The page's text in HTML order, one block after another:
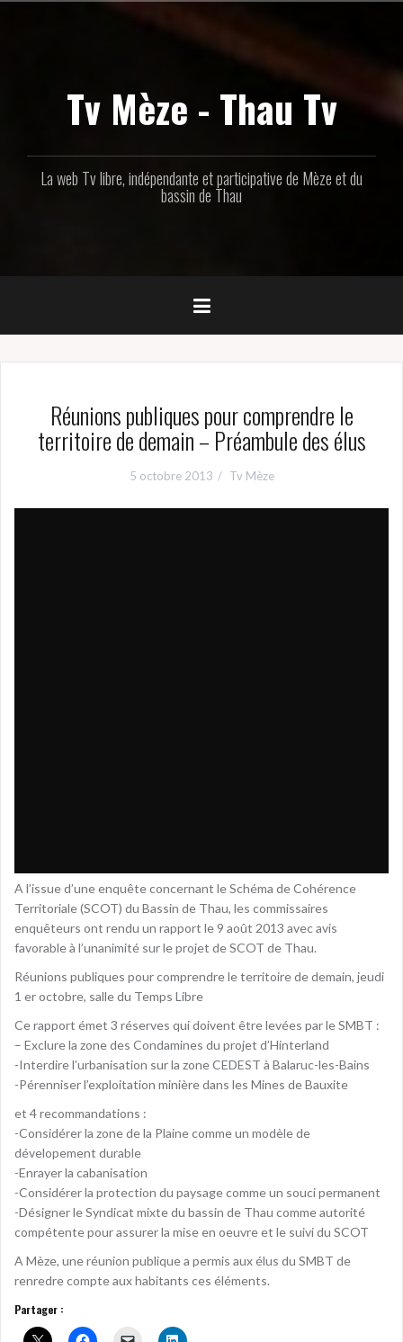
Tv Mèze - Thau Tv
La web Tv libre, indépendante et participative de Mèze et du
bassin de Thau
Réunions publiques pour comprendre le
territoire de demain – Préambule des élus
5 octobre 2013 Tv Mèze
A l’issue d’une enquête concernant le Schéma de Cohérence
Territoriale (SCOT) du Bassin de Thau, les commissaires
enquêteurs ont rendu un rapport le 9 août 2013 avec avis
favorable à l’unanimité sur le projet de SCOT de Thau.
Réunions publiques pour comprendre le territoire de demain, jeudi
1 er octobre, salle du Temps Libre
Ce rapport émet 3 réserves qui doivent être levées par le SMBT :
– Exclure la zone des Condamines du projet d’Hinterland
-Interdire l’urbanisation sur la zone CEDEST à Balaruc-les-Bains
-Pérenniser l’exploitation minière dans les Mines de Bauxite
et 4 recommandations :
-Considérer la zone de la Plaine comme un modèle de
dévelopement durable
-Enrayer la cabanisation
-Considérer la protection du paysage comme un souci permanent
-Désigner le Syndicat mixte du bassin de Thau comme autorité
compétente pour assurer la mise en oeuvre et le suivi du SCOT
A Mèze, une réunion publique a permis aux élus du SMBT de
renredre compte aux habitants ces éléments.
Partager :